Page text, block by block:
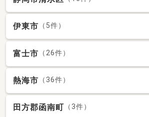
伊東市 （5件）
富士市 （26件）
熱海市 （36件）
田方郡函南町 （3件）